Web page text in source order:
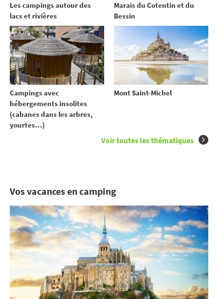
Les campings autour des
lacs et rivières
Marais du Cotentin et du
Bessin
Campings avec
hébergements insolites
(cabanes dans les arbres,
yourtes...)
Mont Saint-Michel
Voir toutes les thématiques
Vos vacances en camping